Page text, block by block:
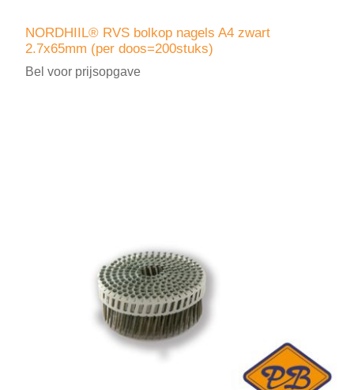
NORDHIIL® RVS bolkop nagels A4 zwart
2.7x65mm (per doos=200stuks)
Bel voor prijsopgave